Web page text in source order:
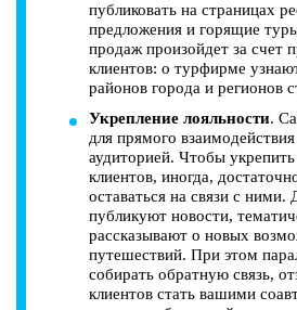
публиковать на страницах
предложения и горящие
продаж произойдет за счет
клиентов: о турфирме
районов города и регионов
Укрепление лояльности.
для прямого
аудиторией. Чтобы укрепить
клиентов, иногда,
оставаться на связи с ними.
публикуют новости,
рассказывают о новых
путешествий. При этом
собирать обратную связь,
клиентов стать вашими